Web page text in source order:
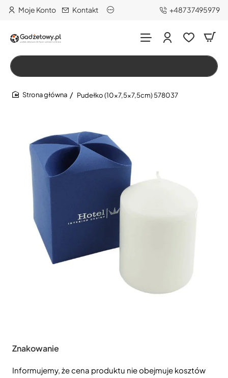
Moje Konto Kontakt +48737495979
Szukaj…
Pudełko (10x7,5x7,5cm) 578037
Znakowanie
Informujemy, że cena produktu nie obejmuje kosztów